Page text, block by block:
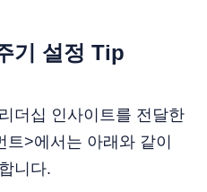
기 설정 Tip
더십 인사이트를 전달한
>에서는 아래와 같이
니다.